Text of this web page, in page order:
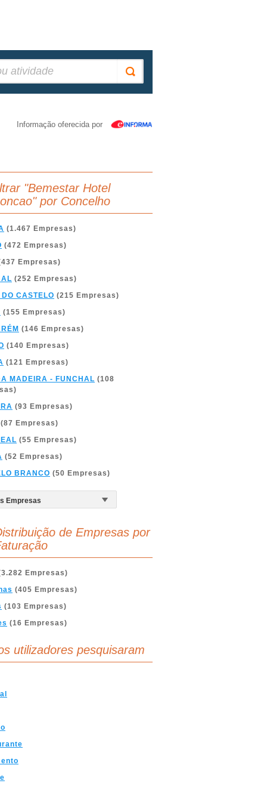
Informação oferecida por
"Bemestar Hotel
por Concelho
(1.467 Empresas)
(472 Empresas)
Empresas)
(252 Empresas)
CASTELO (215 Empresas)
(155 Empresas)
(146 Empresas)
(140 Empresas)
(121 Empresas)
MADEIRA - FUNCHAL (108
(93 Empresas)
Empresas)
(55 Empresas)
(52 Empresas)
BRANCO (50 Empresas)
de Empresas por
Empresas)
(405 Empresas)
(103 Empresas)
(16 Empresas)
utilizadores pesquisaram